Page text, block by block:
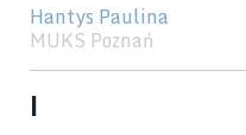
Hantys Paulina
MUKS Poznań
I